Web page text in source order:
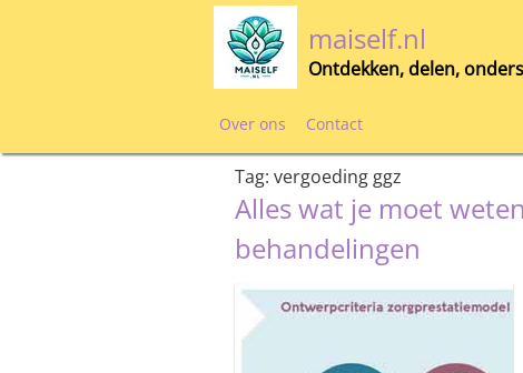
maiself.nl
Ontdekken, delen,
Over ons Contact
Tag:vergoeding ggz
Alles wat je moet
behandelingen